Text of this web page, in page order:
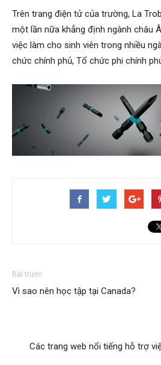
Trên trang điện tử của trường, La
một lần nữa khẳng định ngành châu
việc làm cho sinh viên trong nhiều
chức chính phủ, Tổ chức phi chính
Bài trước
Vì sao nên học tập tại Canada?
Các trang web nổi tiếng hỗ trợ